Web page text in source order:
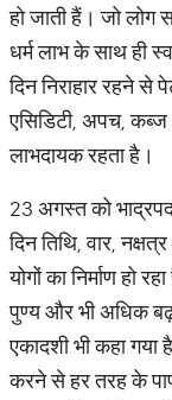
हो जाती हैं। जो लोग
धर्म लाभ के साथ ही
दिन निराहार रहने
एसिडिटी, अपच, कब्ज
लाभदायक रहता है।
23 अगस्त को
दिन तिथि, वार,
योगों का निर्माण
पुण्य और भी अधिक
एकादशी भी कहा गया
करने से हर तरह के